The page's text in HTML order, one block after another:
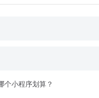
个小程序划算？